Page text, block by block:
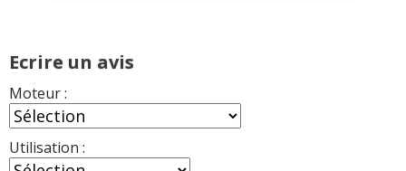
Ecrire un avis
Moteur :
Utilisation :